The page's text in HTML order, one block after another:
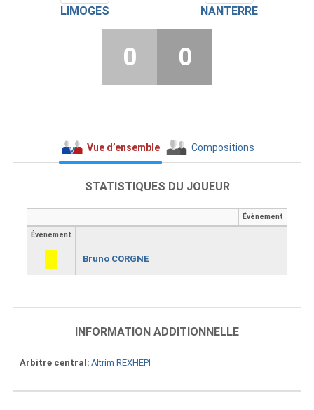
LIMOGES NANTERRE
0 0
Vue d’ensemble Compositions
STATISTIQUES DU JOUEUR
Évènement
Évènement
Bruno CORGNE
INFORMATION ADDITIONNELLE
Arbitre central Altrim REXHEPI